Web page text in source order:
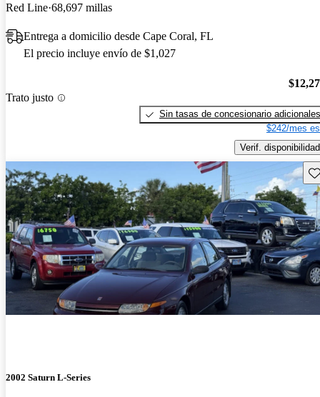
Red Line 68,697 millas
Entrega a domicilio desde Cape Coral, FL
El precio incluye envío de $1,027
Trato justo
Sin tasas de concesionario adicionales
$242/mes
Verif. disponibilidad
2002 Saturn L-Series